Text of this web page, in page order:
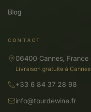
Blog
CONTACT
06400 Cannes, France
Livraison gratuite à Cannes
+33 6 84 37 28 98
info@tourdewine.fr